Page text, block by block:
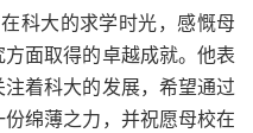
科大的求学时光，感慨母
面取得的卓越成就。他表
着科大的发展，希望通过
绵薄之力，并祝愿母校在